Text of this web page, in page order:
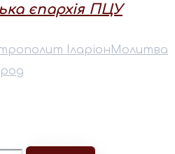
єпархія ПЦУ
Іларіон Молитва